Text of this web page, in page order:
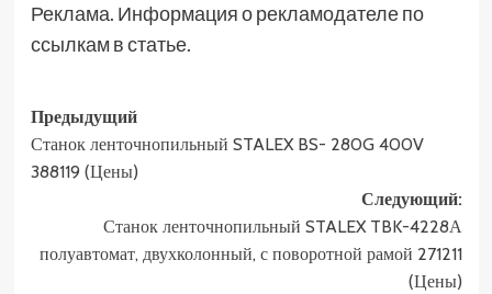
Реклама. Информация о рекламодателе по
ссылкам в статье.
Навигация
записи
Предыдущий
Станок ленточнопильный STALEX BS- 280G 400V
388119 (Цены)
Следующий:
Станок ленточнопильный STALEX TBK-4228А
полуавтомат, двухколонный, с поворотной рамой 271211
(Цены)